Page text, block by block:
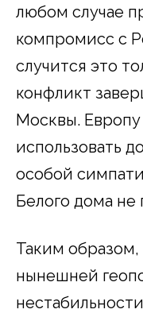
любом случае
компромисс с
случится это
конфликт
Москвы.
использовать
особой
Белого дома не
Таким образом,
нынешней